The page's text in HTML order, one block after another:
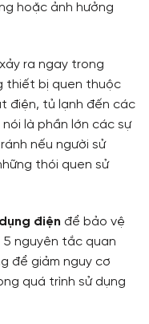
hoặc ảnh hưởng
ra ngay trong
thiết bị quen thuộc
điện, tủ lạnh đến các
là phần lớn các sự
nếu người sử
thói quen sử
điện để bảo vệ
5 nguyên tắc quan
để giảm nguy cơ
quá trình sử dụng